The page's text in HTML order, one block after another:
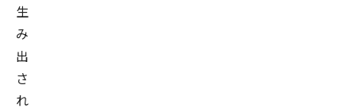
生
み
出
さ
れ